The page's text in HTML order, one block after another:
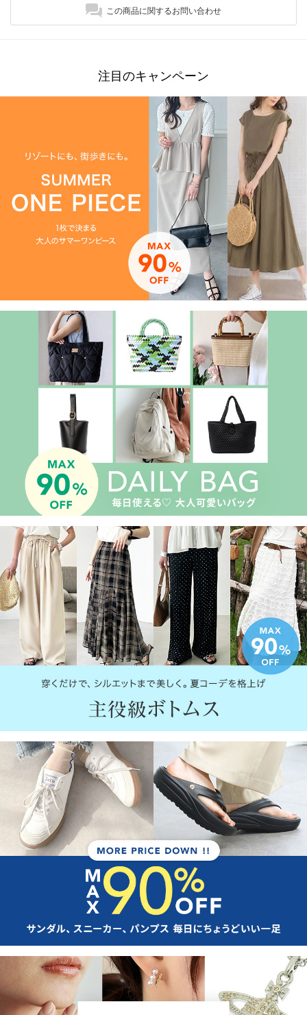
この商品に関するお問い合わせ
注目のキャンペーン